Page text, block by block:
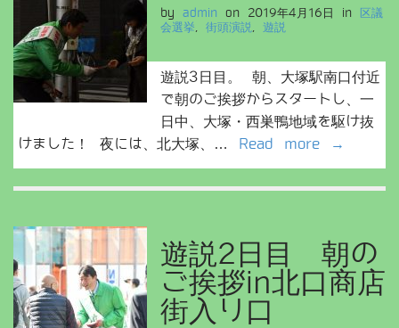
by admin on 2019年4月16日 in
区議
会選挙, 街頭演説, 遊説
遊説3日目。 朝、大塚駅南口付近
で朝のご挨拶からスタートし、一
日中、大塚・西巣鴨地域を駆け抜
けました！ 夜には、北大塚、…
Read more →
遊説2日目 朝の
ご挨拶in北口商店
街入り口